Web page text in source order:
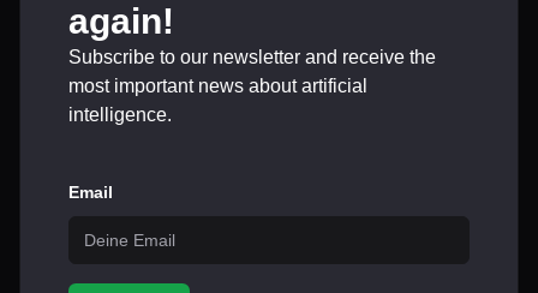
again!
Subscribe to our newsletter and receive the
most important news about artificial
intelligence.
Email